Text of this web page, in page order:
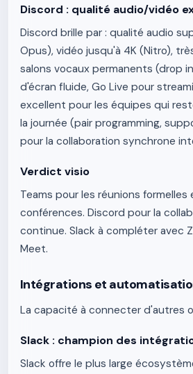
Discord : qualité audio/vidéo
Discord brille par : qualité audio
Opus), vidéo jusqu'à 4K (Nitro),
salons vocaux permanents (drop
d'écran fluide, Go Live pour
excellent pour les équipes qui
la journée (pair programming,
pour la collaboration synchrone
Verdict visio
Teams pour les réunions formelles
conférences. Discord pour la
continue. Slack à compléter avec
Meet.
Intégrations et
La capacité à connecter d'autres
Slack : champion des
Slack offre le plus large